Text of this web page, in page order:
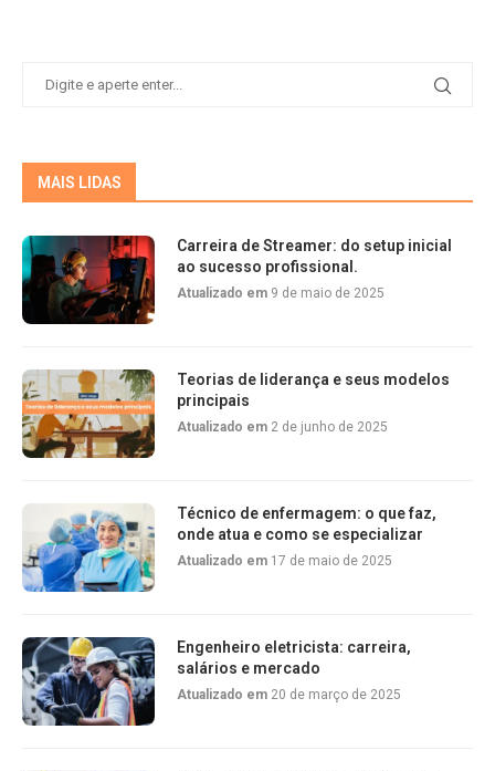
MAIS LIDAS
Carreira de Streamer: do setup inicial
ao sucesso profissional.
Atualizado em 9 de maio de 2025
Teorias de liderança e seus modelos
principais
Atualizado em 2 de junho de 2025
Técnico de enfermagem: o que faz,
onde atua e como se especializar
Atualizado em 17 de maio de 2025
Engenheiro eletricista: carreira,
salários e mercado
Atualizado em 20 de março de 2025